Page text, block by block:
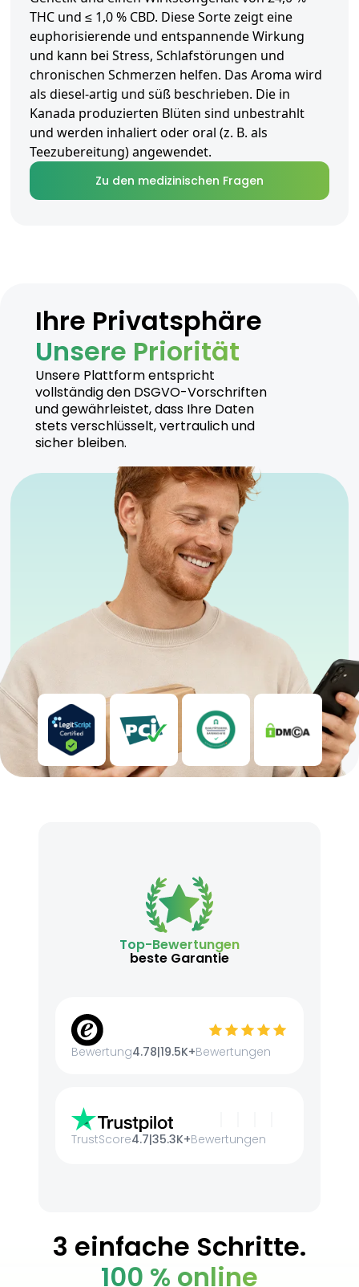
THC und ≤ 1,0 % CBD. Diese Sorte zeigt eine
euphorisierende und entspannende Wirkung
und kann bei Stress, Schlafstörungen und
chronischen Schmerzen helfen. Das Aroma wird
als diesel-artig und süß beschrieben. Die in
Kanada produzierten Blüten sind unbestrahlt
und werden inhaliert oder oral (z. B. als
Teezubereitung) angewendet.
Zu den medizinischen Fragen
Ihre Privatsphäre
Unsere Priorität
Unsere Plattform entspricht
vollständig den DSGVO-Vorschriften
und gewährleistet, dass Ihre Daten
stets verschlüsselt, vertraulich und
sicher bleiben.
Top-Bewertungen
beste Garantie
Bewertung4.78|19.5K+Bewertungen
TrustScore4.7|35.3K+Bewertungen
3 einfache Schritte.
100 % online